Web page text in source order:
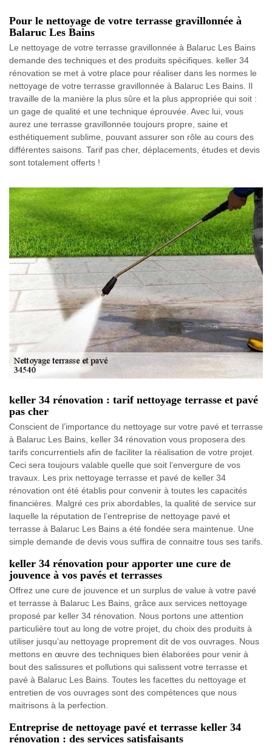
Pour le nettoyage de votre terrasse gravillonnée à
Balaruc Les Bains
Le nettoyage de votre terrasse gravillonnée à Balaruc Les Bains
demande des techniques et des produits spécifiques. keller 34
rénovation se met à votre place pour réaliser dans les normes le
nettoyage de votre terrasse gravillonnée à Balaruc Les Bains. Il
travaille de la manière la plus sûre et la plus appropriée qui soit :
un gage de qualité et une technique éprouvée. Avec lui, vous
aurez une terrasse gravillonnée toujours propre, saine et
esthétiquement sublime, pouvant assurer son rôle au cours des
différentes saisons. Tarif pas cher, déplacements, études et devis
sont totalement offerts !
keller 34 rénovation : tarif nettoyage terrasse et pavé
pas cher
Conscient de l’importance du nettoyage sur votre pavé et terrasse
à Balaruc Les Bains, keller 34 rénovation vous proposera des
tarifs concurrentiels afin de faciliter la réalisation de votre projet.
Ceci sera toujours valable quelle que soit l’envergure de vos
travaux. Les prix nettoyage terrasse et pavé de keller 34
rénovation ont été établis pour convenir à toutes les capacités
financières. Malgré ces prix abordables, la qualité de service sur
laquelle la réputation de l’entreprise de nettoyage pavé et
terrasse à Balaruc Les Bains a été fondée sera maintenue. Une
simple demande de devis vous suffira de connaitre tous ses tarifs.
keller 34 rénovation pour apporter une cure de
jouvence à vos pavés et terrasses
Offrez une cure de jouvence et un surplus de value à votre pavé
et terrasse à Balaruc Les Bains, grâce aux services nettoyage
proposé par keller 34 rénovation. Nous portons une attention
particulière tout au long de votre projet, du choix des produits à
utiliser jusqu’au nettoyage proprement dit de vos ouvrages. Nous
mettons en œuvre des techniques bien élaborées pour venir à
bout des salissures et pollutions qui salissent votre terrasse et
pavé à Balaruc Les Bains. Toutes les facettes du nettoyage et
entretien de vos ouvrages sont des compétences que nous
maitrisons à la perfection.
Entreprise de nettoyage pavé et terrasse keller 34
rénovation : des services satisfaisants